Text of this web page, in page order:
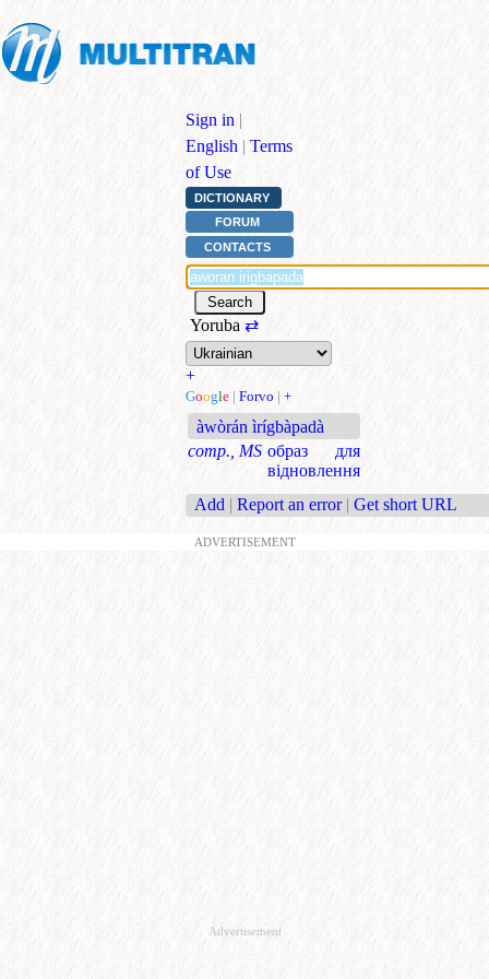
Sign in |
English | Terms
of Use
DICTIONARY
FORUM
CONTACTS
Yoruba ⇄
+
Google | Forvo | +
àwòrán ìrígbàpadà
comp., MS образ для
відновлення
Add | Report an error | Get short URL
ADVERTISEMENT
Advertisement